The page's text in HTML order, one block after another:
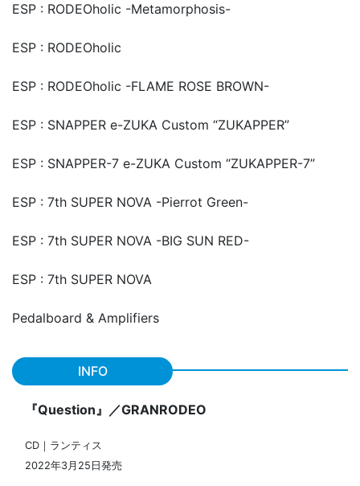
ESP : RODEOholic -Metamorphosis-
ESP : RODEOholic
ESP : RODEOholic -FLAME ROSE BROWN-
ESP : SNAPPER e-ZUKA Custom “ZUKAPPER”
ESP : SNAPPER-7 e-ZUKA Custom “ZUKAPPER-7”
ESP : 7th SUPER NOVA -Pierrot Green-
ESP : 7th SUPER NOVA -BIG SUN RED-
ESP : 7th SUPER NOVA
Pedalboard & Amplifiers
INFO
『Question』／GRANRODEO
CD｜ランティス
2022年3月25日発売